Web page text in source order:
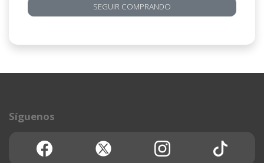
SEGUIR COMPRANDO
Síguenos